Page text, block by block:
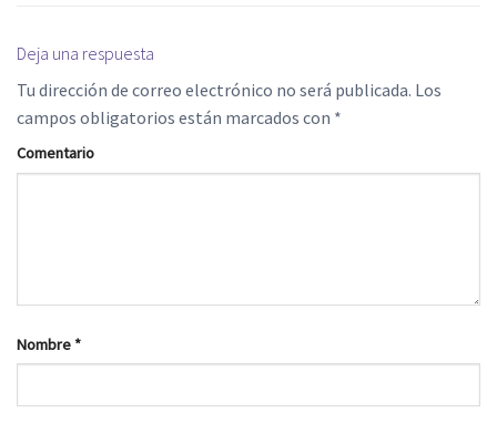
Deja una respuesta
Tu dirección de correo electrónico no será publicada. Los
campos obligatorios están marcados con *
Comentario
Nombre *